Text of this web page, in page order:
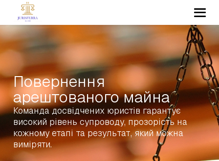
Повернення
арештованого майна
Команда досвідчених юристів гарантує
високий рівень супроводу, прозорість на
кожному етапі та результат, який можна
виміряти.